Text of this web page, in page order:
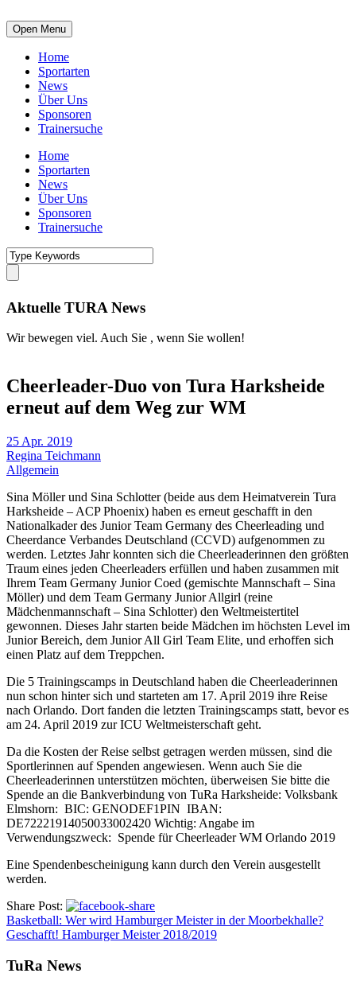
Open Menu
Home
Sportarten
News
Über Uns
Sponsoren
Trainersuche
Home
Sportarten
News
Über Uns
Sponsoren
Trainersuche
Aktuelle TURA News
Wir bewegen viel. Auch Sie , wenn Sie wollen!
Cheerleader-Duo von Tura Harksheide
erneut auf dem Weg zur WM
25 Apr. 2019
Regina Teichmann
Allgemein
Sina Möller und Sina Schlotter (beide aus dem Heimatverein Tura
Harksheide – ACP Phoenix) haben es erneut geschafft in den
Nationalkader des Junior Team Germany des Cheerleading und
Cheerdance Verbandes Deutschland (CCVD) aufgenommen zu
werden. Letztes Jahr konnten sich die Cheerleaderinnen den größten
Traum eines jeden Cheerleaders erfüllen und haben zusammen mit
Ihrem Team Germany Junior Coed (gemischte Mannschaft – Sina
Möller) und dem Team Germany Junior Allgirl (reine
Mädchenmannschaft – Sina Schlotter) den Weltmeistertitel
gewonnen. Dieses Jahr starten beide Mädchen im höchsten Level im
Junior Bereich, dem Junior All Girl Team Elite, und erhoffen sich
einen Platz auf dem Treppchen.
Die 5 Trainingscamps in Deutschland haben die Cheerleaderinnen
nun schon hinter sich und starteten am 17. April 2019 ihre Reise
nach Orlando. Dort fanden die letzten Trainingscamps statt, bevor es
am 24. April 2019 zur ICU Weltmeisterschaft geht.
Da die Kosten der Reise selbst getragen werden müssen, sind die
Sportlerinnen auf Spenden angewiesen. Wenn auch Sie die
Cheerleaderinnen unterstützen möchten, überweisen Sie bitte die
Spende an die Bankverbindung von TuRa Harksheide: Volksbank
Elmshorn: BIC: GENODEF1PIN IBAN:
DE72221914050033002420 Wichtig: Angabe im
Verwendungszweck: Spende für Cheerleader WM Orlando 2019
Eine Spendenbescheinigung kann durch den Verein ausgestellt
werden.
Share Post:
Basketball: Wer wird Hamburger Meister in der Moorbekhalle?
Geschafft! Hamburger Meister 2018/2019
TuRa News